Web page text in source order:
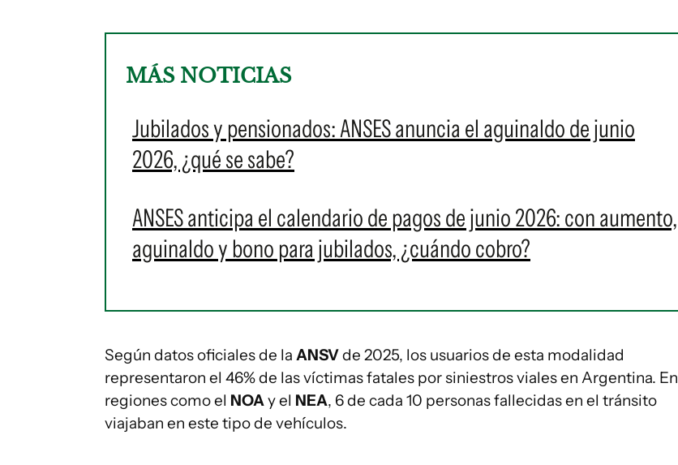
MÁS NOTICIAS
Jubilados y pensionados: ANSES anuncia el aguinaldo de junio
2026, ¿qué se sabe?
ANSES anticipa el calendario de pagos de junio 2026: con aumento,
aguinaldo y bono para jubilados, ¿cuándo cobro?
Según datos oficiales de la ANSVde 2025, los usuarios de esta modalidad
representaron el 46% de las víctimas fatales por siniestros viales en Argentina. En
regiones como el NOAy el NEA, 6 de cada 10 personas fallecidas en el tránsito
viajaban en este tipo de vehículos.